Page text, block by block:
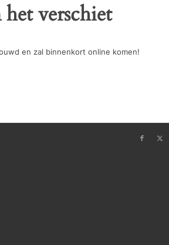
verschiet
en zal binnenkort online komen!